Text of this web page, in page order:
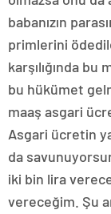
babanızın
primlerini
karşılığında bu
bu hükümet
maaş asgari
Asgari ücretin
da
iki bin lira
vereceğim. Şu